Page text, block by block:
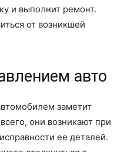
и выполнит ремонт.
от возникшей
авто
заметит
они возникают при
ее деталей.